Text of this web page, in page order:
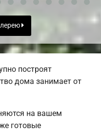
построят
дома занимает от
на вашем
готовые